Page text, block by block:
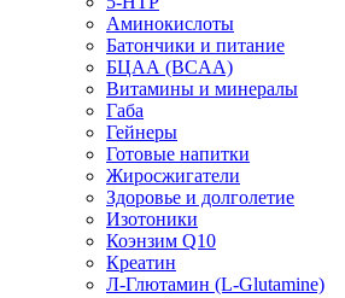
Аминокислоты
Батончики и питание
БЦАА (BCAA)
Витамины и минералы
Габа
Гейнеры
Готовые напитки
Жиросжигатели
Здоровье и долголетие
Изотоники
Коэнзим Q10
Креатин
Л-Глютамин (L-Glutamine)